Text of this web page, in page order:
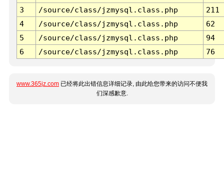
3 /source/class/jzmysql.class.php
211
4
/source/class/jzmysql.class.php
62
5
/source/class/jzmysql.class.php
94
6
/source/class/jzmysql.class.php 76
www.365jz.com 已经将此出错信息详细记录, 由此给您带来的访问不便我
们深感歉意.